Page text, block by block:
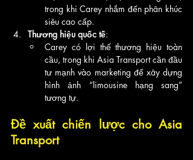
trong khi Carey nhắm đến phân khúc
siêu cao cấp.
Thương hiệu quốc tế:
Carey có lợi thế thương hiệu toàn
cầu, trong khi Asia Transport cần đầu
tư mạnh vào marketing để xây dựng
hình ảnh “limousine hạng sang”
tương tự.
Đề xuất chiến lược cho Asia
Transport